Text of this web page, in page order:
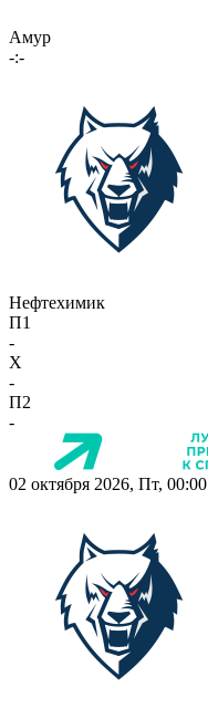
Амур
-:-
Нефтехимик
П1
-
X
-
П2
-
02 октября 2026, Пт, 00:00